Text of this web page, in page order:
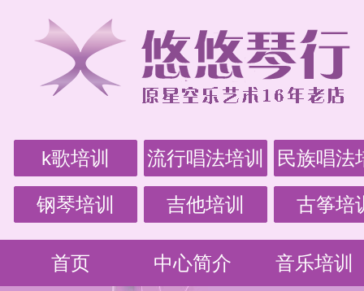
k歌培训 流行唱法培训 民族唱法
钢琴培训 吉他培训 古筝培
首页 中心简介 音乐培训